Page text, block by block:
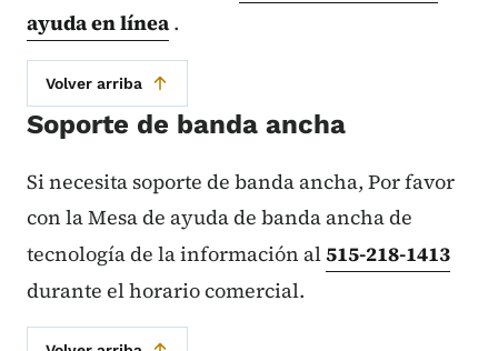
ayuda en línea .
Volver arriba
Soporte de banda ancha
Si necesita soporte de banda ancha, Por favor
con la Mesa de ayuda de banda ancha de
tecnología de la información al515-218-1413
durante el horario comercial.